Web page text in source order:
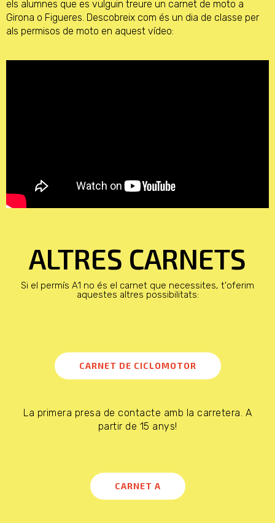
els alumnes que es vulguin treure un carnet de moto a
Girona o Figueres. Descobreix com és un dia de classe per
als permisos de moto en aquest vídeo:
ALTRES CARNETS
Si el permís A1 no és el carnet que necessites, t'oferim
aquestes altres possibilitats:
CARNET DE CICLOMOTOR
La primera presa de contacte amb la carretera. A
partir de 15 anys!
CARNET A